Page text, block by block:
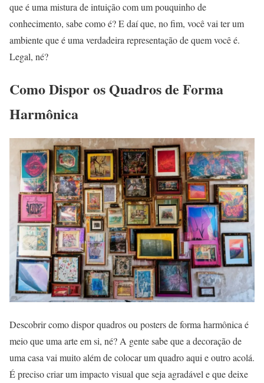
que é uma mistura de intuição com um pouquinho de
conhecimento, sabe como é? E daí que, no fim, você vai ter um
ambiente que é uma verdadeira representação de quem você é.
Legal, né?
Como Dispor os Quadros de Forma
Harmônica
Descobrir como dispor quadros ou posters de forma harmônica é
meio que uma arte em si, né? A gente sabe que a decoração de
uma casa vai muito além de colocar um quadro aqui e outro acolá.
É preciso criar um impacto visual que seja agradável e que deixe